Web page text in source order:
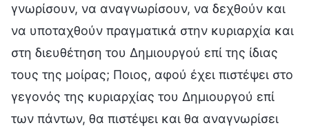
γνωρίσουν, να αναγνωρίσουν, να δεχθούν και
να υποταχθούν πραγματικά στην κυριαρχία και
στη διευθέτηση του Δημιουργού επί της ίδιας
τους της μοίρας; Ποιος, αφού έχει πιστέψει στο
γεγονός της κυριαρχίας του Δημιουργού επί
των πάντων, θα πιστέψει και θα αναγνωρίσει